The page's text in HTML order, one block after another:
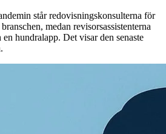
står redovisningskonsulterna för
medan revisorsassistenterna
hundralapp. Det visar den senaste